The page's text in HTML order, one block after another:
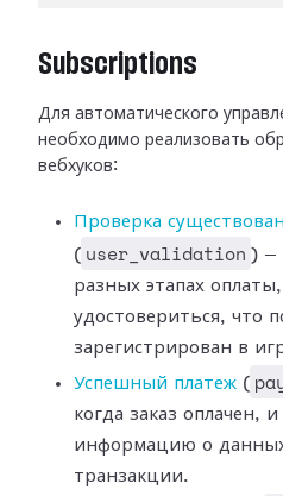
Subscriptions
Для автоматического
необходимо реализовать
вебхуков:
Проверка
( user_validation ) —
разных этапах оплаты,
удостовериться, что
зарегистрирован в
Успешный платеж (
когда заказ оплачен,
информацию о
транзакции.